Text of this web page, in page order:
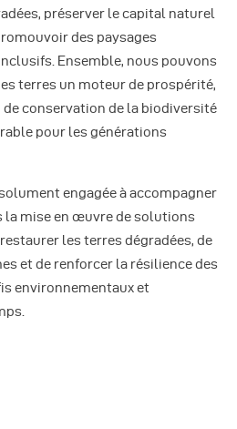
préserver le capital naturel
des paysages
Ensemble, nous pouvons
terres un moteur de prospérité,
conservation de la biodiversité
pour les générations
engagée à accompagner
la mise en œuvre de solutions
les terres dégradées, de
et de renforcer la résilience des
environnementaux et